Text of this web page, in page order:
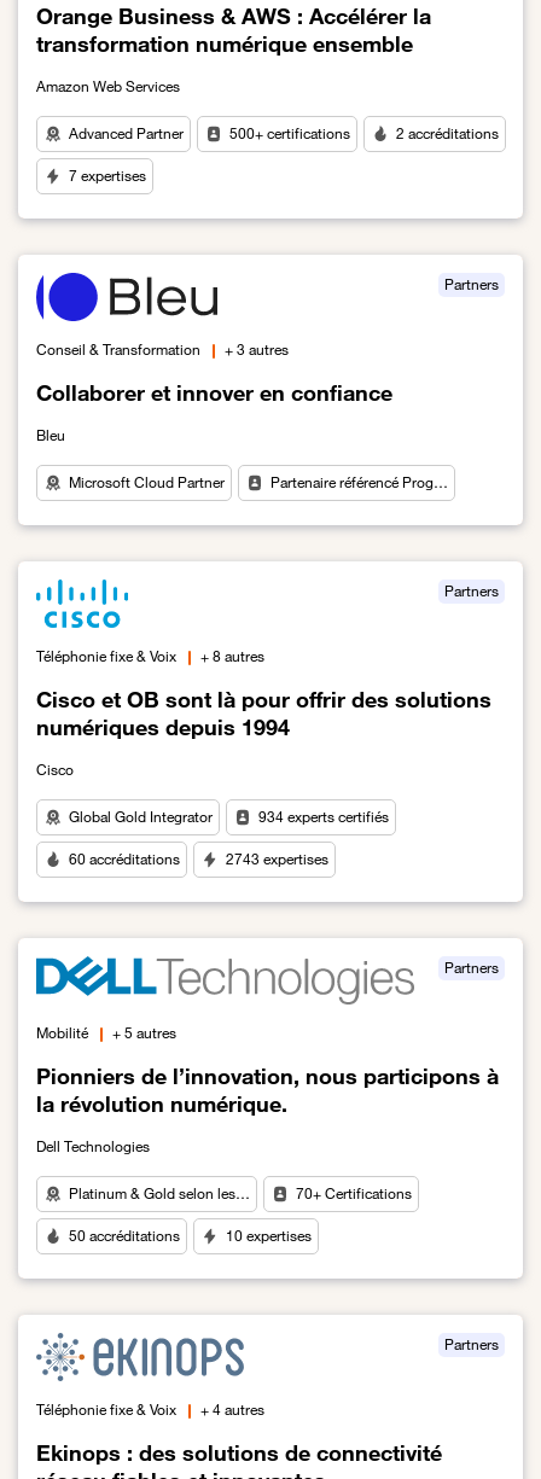
Orange Business & AWS : Accélérer la
transformation numérique ensemble
Amazon Web Services
Advanced Partner 500+ certifications 2 accréditations
7 expertises
Lien vers Orange Business & AWS : Accélérer la transformation
Collaborer et innover en confiance
Partners
Conseil & Transformation + 3 autres
Bleu
Microsoft Cloud Partner Partenaire référencé Prog…
Cisco et OB sont là pour offrir des solutions
numériques depuis 1994
Partners
Téléphonie fixe & Voix + 8 autres
Cisco
Global Gold Integrator 934 experts certifiés
60 accréditations 2743 expertises
Lien vers Cisco et OB sont là pour offrir des solutions
Pionniers de l’innovation, nous participons à
la révolution numérique.
Partners
Mobilité + 5 autres
Dell Technologies
Platinum & Gold selon les… 70+ Certifications
50 accréditations 10 expertises
Lien vers Pionniers de l’innovation, nous participons à la
Ekinops : des solutions de connectivité
Partners
Téléphonie fixe & Voix + 4 autres